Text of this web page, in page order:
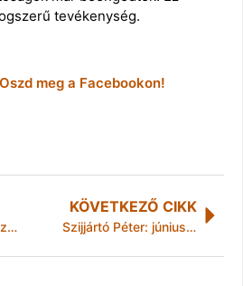
tevékenység.
meg a Facebookon!
Tim Gábor kiesett az Iseum Rallye-n
KÖVETKEZŐ CIKK
Szijjártó Péter: júniusban összeül a kormányközi munkacsoport